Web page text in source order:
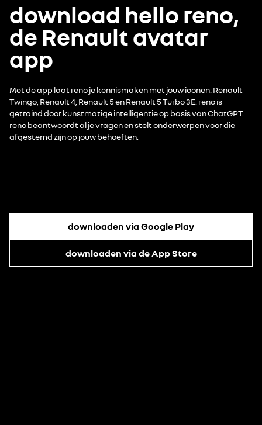
download hello reno,
de Renault avatar
app
Met de app laat reno je kennismaken met jouw iconen: Renault
Twingo, Renault 4, Renault 5 en Renault 5 Turbo 3E. reno is
getraind door kunstmatige intelligentie op basis van ChatGPT.
reno beantwoordt al je vragen en stelt onderwerpen voor die
afgestemd zijn op jouw behoeften.
downloaden via Google Play
downloaden via de App Store